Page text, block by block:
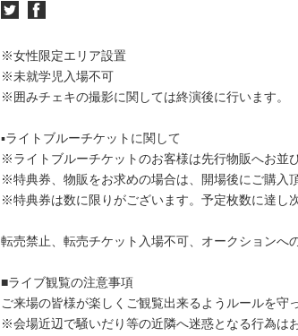
※女性限定エリア設置
※未就学児入場不可
※囲みチェキの撮影に関しては終演後に行います。
▪️ライトブルーチケットに関して
※ライトブルーチケットのお客様は先行物販へお並
※特典券、物販をお求めの場合は、開場後にご購入
※特典券は数に限りがございます。予定枚数に達し
転売禁止、転売チケット入場不可、オークションへ
■ライブ観覧の注意事項
ご来場の皆様が楽しくご観覧出来るようルールを守
※会場近辺で騒いだり等の近隣へ迷惑となる行為は